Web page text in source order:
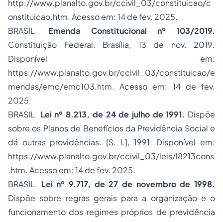
http://www.planalto.gov.br/ccivil_03/constituicao/c
onstituicao.htm. Acesso em: 14 de fev. 2025.
BRASIL. Emenda Constitucional nº 103/2019.
Constituição Federal. Brasília, 13 de nov. 2019.
Disponível em:
https://www.planalto.gov.br/ccivil_03/constituicao/e
mendas/emc/emc103.htm. Acesso em: 14 de fev.
2025.
BRASIL. Lei nº 8.213, de 24 de julho de 1991. Dispõe
sobre os Planos de Benefícios da Previdência Social e
dá outras providências. [S. l.], 1991. Disponível em:
https://www.planalto.gov.br/ccivil_03/leis/l8213cons
.htm. Acesso em: 14 de fev. 2025.
BRASIL. Lei nº 9.717, de 27 de novembro de 1998.
Dispõe sobre regras gerais para a organização e o
funcionamento dos regimes próprios de previdência